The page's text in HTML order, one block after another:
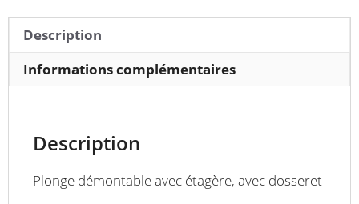
700
x
Description
Informations complémentaires
Description
Plonge démontable avec étagère, avec dosseret